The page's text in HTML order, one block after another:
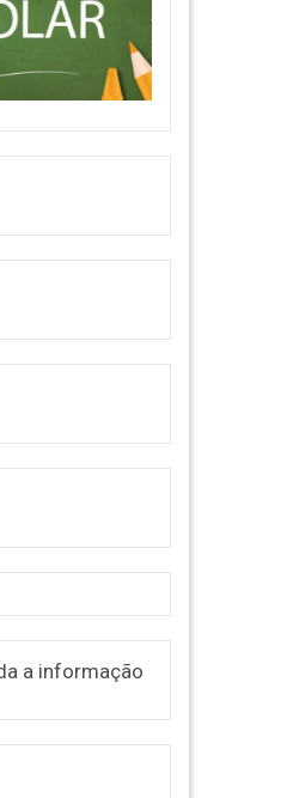
a informação